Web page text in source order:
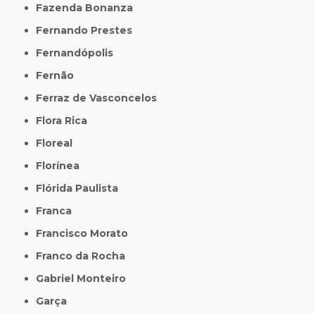
Fazenda Bonanza
Fernando Prestes
Fernandópolis
Fernão
Ferraz de Vasconcelos
Flora Rica
Floreal
Florínea
Flórida Paulista
Franca
Francisco Morato
Franco da Rocha
Gabriel Monteiro
Garça